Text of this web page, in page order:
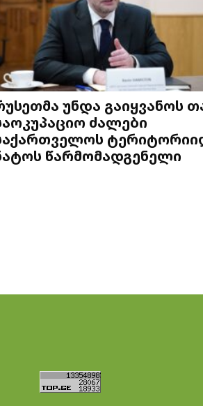
უნდა გაიყვანოს
ძალები
წარმომადგენელი